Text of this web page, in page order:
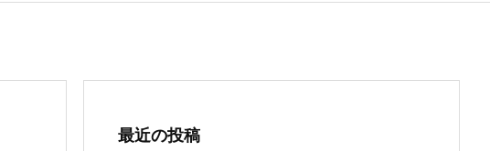
最近の投稿